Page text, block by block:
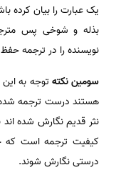
یک عبارت را بیان کرده
بذله و شوخی پس
نویسنده را در ترجمه
سومین نکته توجه به
هستند درست ترجمه شده
نثر قدیم نگارش شده
کیفیت ترجمه است که
درستی نگارش شوند.